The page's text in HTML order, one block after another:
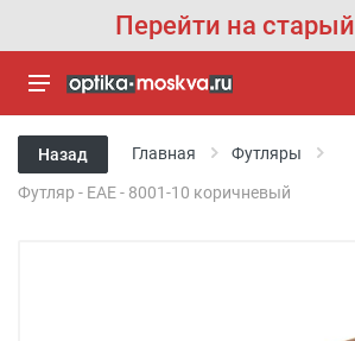
Перейти на
Назад Главная Футляры
Футляр - EAE - 8001-10 коричневый